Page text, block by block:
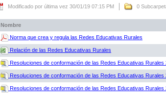
Modificado por última vez 30/01/19 07:15 PM 0
Nombre
Norma que crea y regula las Redes Educativas Rurales
Relación de las Redes Educativas Rurales
Resoluciones de conformación de las Redes Educativas Rurales
Resoluciones de conformación de las Redes Educativas Rurales
Resoluciones de conformación de las Redes Educativas Rurales